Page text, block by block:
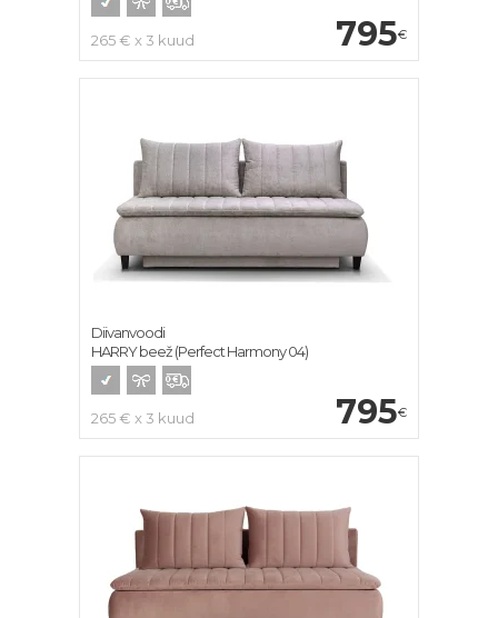
795€
265 € x 3 kuud
795€
265 € x 3 kuud
Diivanvoodi
HARRY beež (Perfect Harmony 04)